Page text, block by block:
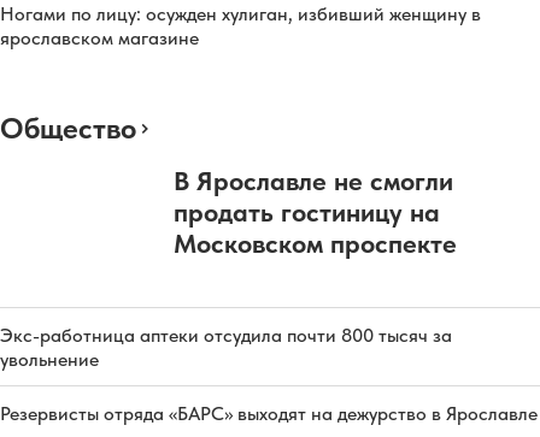
Ногами по лицу: осужден хулиган, избивший женщину в
ярославском магазине
Общество
В Ярославле не смогли
продать гостиницу на
Московском проспекте
Экс-работница аптеки отсудила почти 800 тысяч за
увольнение
Резервисты отряда «БАРС» выходят на дежурство в Ярославле